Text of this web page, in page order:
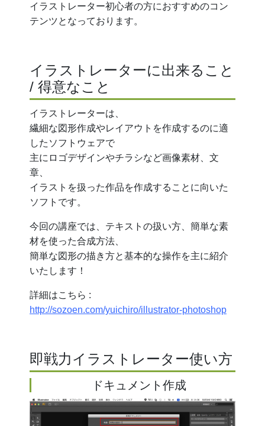
イラストレーター初心者の方におすすめのコン
テンツとなっております。
イラストレーターに出来ること
/ 得意なこと
イラストレーターは、
繊細な図形作成やレイアウトを作成するのに適
したソフトウェアで
主にロゴデザインやチラシなど画像素材、文
章、
イラストを扱った作品を作成することに向いた
ソフトです。
今回の講座では、テキストの扱い方、簡単な素
材を使った合成方法、
簡単な図形の描き方と基本的な操作を主に紹介
いたします！
詳細はこちら :
http://sozoen.com/yuichiro/illustrator-photoshop
即戦力イラストレーター使い方
ドキュメント作成